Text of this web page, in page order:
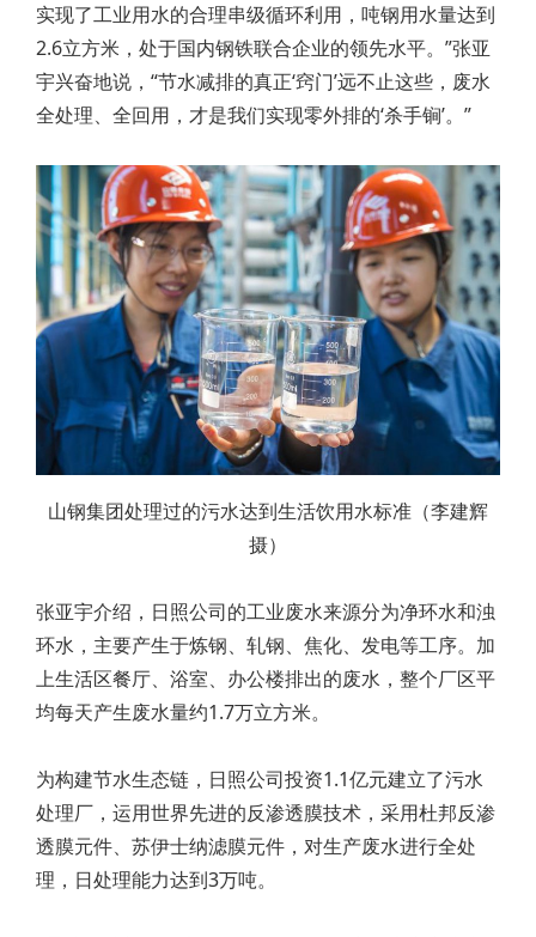
实现了工业用水的合理串级循环利用，吨钢用水量达到
2.6立方米，处于国内钢铁联合企业的领先水平。”张亚
宇兴奋地说，“节水减排的真正‘窍门’远不止这些，废水
全处理、全回用，才是我们实现零外排的‘杀手锏’。”
山钢集团处理过的污水达到生活饮用水标准（李建辉
摄）
张亚宇介绍，日照公司的工业废水来源分为净环水和浊
环水，主要产生于炼钢、轧钢、焦化、发电等工序。加
上生活区餐厅、浴室、办公楼排出的废水，整个厂区平
均每天产生废水量约1.7万立方米。
为构建节水生态链，日照公司投资1.1亿元建立了污水
处理厂，运用世界先进的反渗透膜技术，采用杜邦反渗
透膜元件、苏伊士纳滤膜元件，对生产废水进行全处
理，日处理能力达到3万吨。